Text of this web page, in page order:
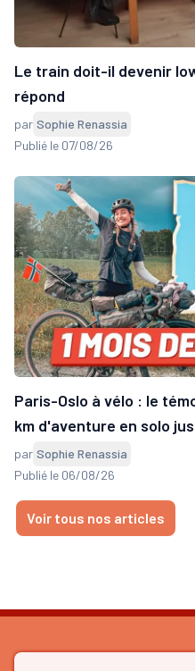
Le train doit-il devenir
répond
par Sophie Renassia
Publié le 07/08/26
Paris-Oslo à vélo : le
km d'aventure en solo
par Sophie Renassia
Publié le 06/08/26
Voir tous nos articles